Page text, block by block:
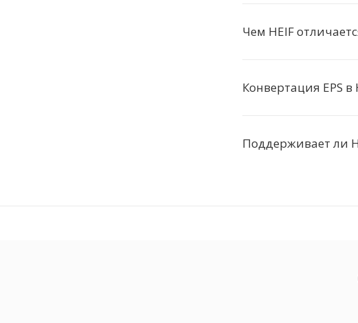
Чем HEIF
Конвертация EPS в
Поддерживает ли